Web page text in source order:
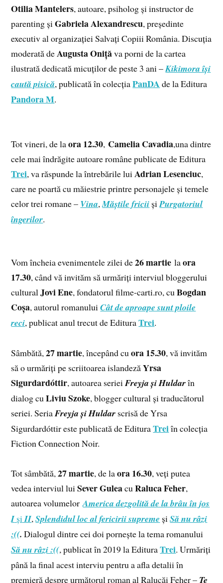
Otilia Mantelers, autoare, psiholog și instructor de
parenting șiGabriela Alexandrescu, președinte
executiv al organizației Salvați Copiii România. Discuția
moderată deAugusta Onițăva porni de la cartea
ilustrată dedicată micuților de peste 3 ani –Kikimora își
caută pisică, publicată în colecțiaPanDAde la Editura
Pandora M.
Tot vineri, de laora12.30, Camelia Cavadia,una dintre
cele mai îndrăgite autoare române publicate de Editura
Trei, va răspunde la întrebările lui Adrian Lesenciuc,
care ne poartă cu măiestrie printre personajele și temele
celor trei romane – Vina,Măștile fricii șiPurgatoriul
îngerilor.
Vom încheia evenimentele zilei de26 martie laora
17.30, când vă invităm să urmăriți interviul bloggerului
culturalJovi Ene, fondatorul filme-carti.ro, cuBogdan
Coșa, autorul romanuluiCât de aproape sunt ploile
reci, publicat anul trecut de EdituraTrei.
Sâmbătă,27 martie, începând cuora15.30, vă invităm
să o urmăriți pe scriitoarea islandezăYrsa
Sigurdardóttir, autoarea serieiFreyja și Huldarîn
dialog cuLiviu Szoke, blogger cultural și traducătorul
seriei. SeriaFreyja și Huldar scrisă de Yrsa
Sigurdardóttir este publicată de EdituraTreiîn colecția
Fiction Connection Noir.
Tot sâmbătă,27 martie, de laora16.30, veți putea
vedea interviul luiSever GuleacuRaluca Feher,
autoarea volumelorAmerica dezgolită de la brâu în jos
IșiII,Splendidul loc al fericirii supreme șiSă nu râzi
:((. Dialogul dintre cei doi pornește la tema romanului
Să nu râzi :((, publicat în 2019 la EdituraTrei. Urmăriți
până la final acest interviu pentru a afla detalii în
premieră despre următorul roman al Ralucăi Feher – Te